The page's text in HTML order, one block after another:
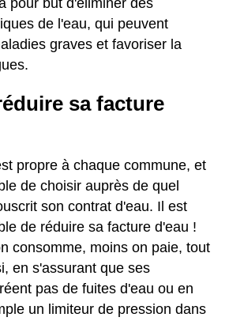
pour but d'éliminer des
de l'eau, qui peuvent
graves et favoriser la
sa facture
propre à chaque commune, et
de choisir auprès de quel
son contrat d'eau. Il est
de réduire sa facture d'eau !
consomme, moins on paie, tout
en s'assurant que ses
pas de fuites d'eau ou en
un limiteur de pression dans